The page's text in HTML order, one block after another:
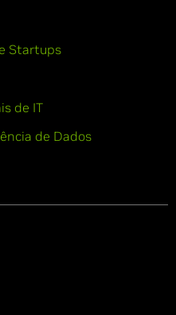
Startups
de IT
de Dados